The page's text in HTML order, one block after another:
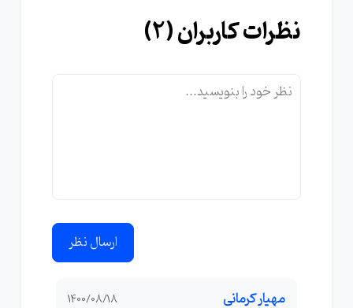
نظرات کاربران (2
)
ارسال نظر
مهیار کرمانی 1400/08/18